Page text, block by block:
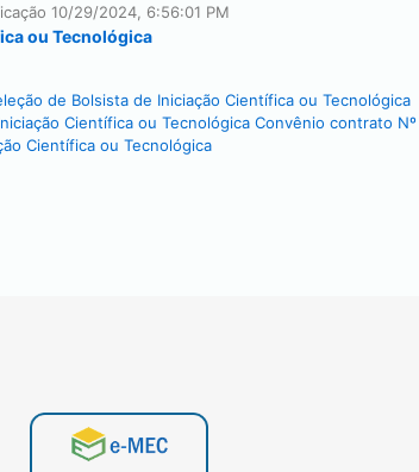
10/29/2024, 6:56:01 PM
ou Tecnológica
de Bolsista de Iniciação Científica ou Tecnológica
Científica ou Tecnológica Convênio contrato
Científica ou Tecnológica